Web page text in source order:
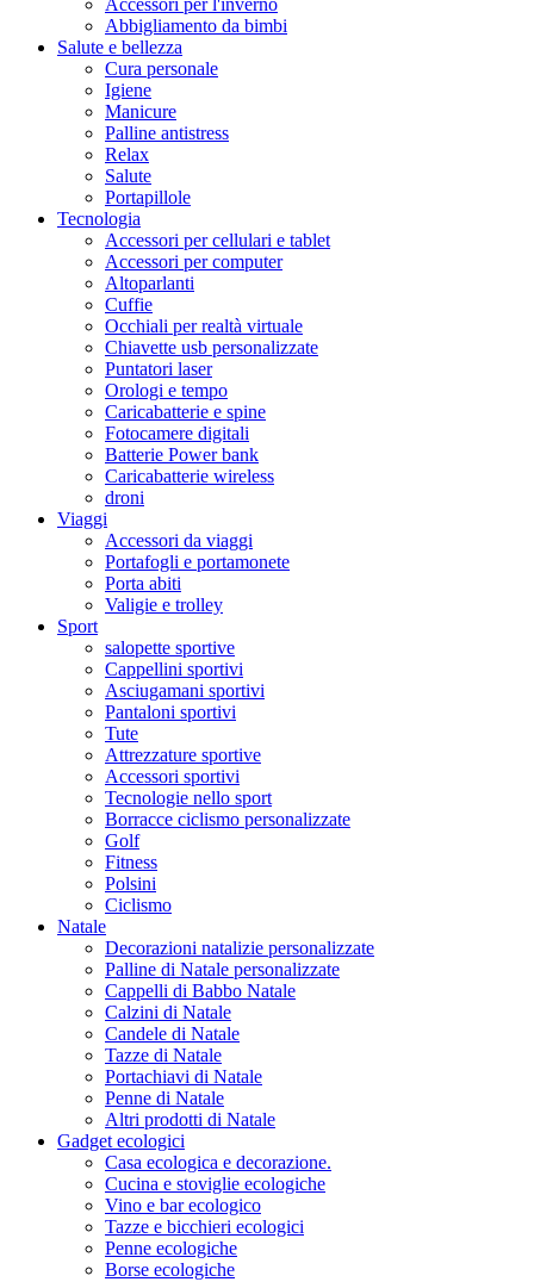
Abbigliamento da bimbi
Salute e bellezza
Cura personale
Igiene
Manicure
Palline antistress
Relax
Salute
Portapillole
Tecnologia
Accessori per cellulari e tablet
Accessori per computer
Altoparlanti
Cuffie
Occhiali per realtà virtuale
Chiavette usb personalizzate
Puntatori laser
Orologi e tempo
Caricabatterie e spine
Fotocamere digitali
Batterie Power bank
Caricabatterie wireless
droni
Viaggi
Accessori da viaggi
Portafogli e portamonete
Porta abiti
Valigie e trolley
Sport
salopette sportive
Cappellini sportivi
Asciugamani sportivi
Pantaloni sportivi
Tute
Attrezzature sportive
Accessori sportivi
Tecnologie nello sport
Borracce ciclismo personalizzate
Golf
Fitness
Polsini
Ciclismo
Natale
Decorazioni natalizie personalizzate
Palline di Natale personalizzate
Cappelli di Babbo Natale
Calzini di Natale
Candele di Natale
Tazze di Natale
Portachiavi di Natale
Penne di Natale
Altri prodotti di Natale
Gadget ecologici
Casa ecologica e decorazione.
Cucina e stoviglie ecologiche
Vino e bar ecologico
Tazze e bicchieri ecologici
Penne ecologiche
Borse ecologiche